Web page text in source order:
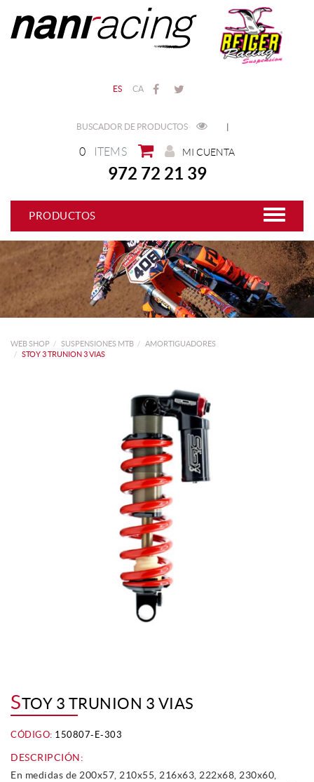
ES CA
BUSCADOR DE PRODUCTOS |
0 ITEMS MI CUENTA
972 72 21 39
PRODUCTOS
WEB SHOP SUSPENSIONES MTB
AMORTIGUADORES
STOY 3 TRUNION 3 VIAS
STOY 3 TRUNION 3 VIAS
CÓDIGO: 150807-E-303
DESCRIPCIÓN:
En medidas de 200x57, 210x55, 216x63, 222x68, 230x60,